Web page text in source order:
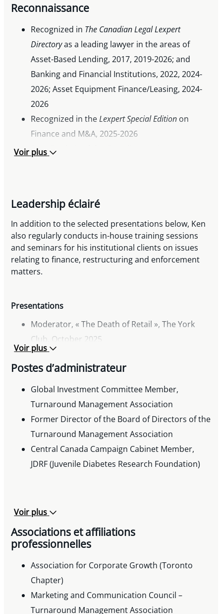
Reconnaissance
Recognized in The Canadian Legal Lexpert
Directoryas a leading lawyer in the areas of
Asset-Based Lending, 2017, 2019-2026; and
Banking and Financial Institutions, 2022, 2024-
2026; Asset Equipment Finance/Leasing, 2024-
2026
Recognized in theLexpert Special Edition on
Finance and M&A, 2025-2026
Past Co-chair of the Canadian Institute’s
Voir plus
Leadership éclairé
In addition to the selected presentations below, Ken
also regularly conducts in-house training sessions
and seminars for his institutional clients on issues
relating to finance, restructuring and enforcement
matters.
Presentations
Moderator, « The Death of Retail », The York
Club, October 2025
Presenter, « Legal Challenges Update, » Asset-
Based Lending in a Globalized Economy Forum,
February 2017
Co-presenter, “US-Canadian Cross Border
Finance,” Boston Bar Association Commercial
Finance Committee Meeting, April 2011
Moderator, “Addressing the Impact of the
Credit Crunch through Alternative Financing
Ken has written extensively on various topics relating
to asset-based lending, debtor-in-possession
the selected articles below.
Voir plus
Postes d’administrateur
Global Investment Committee Member,
Turnaround Management Association
Former Director of the Board of Directors of the
Turnaround Management Association
Central Canada Campaign Cabinet Member,
JDRF (Juvenile Diabetes Research Foundation)
Voir plus
Associations et affiliations
professionnelles
Association for Corporate Growth (Toronto
Chapter)
Marketing and Communication Council –
Turnaround Management Association